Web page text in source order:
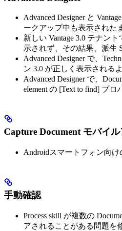
Advanced Designer と
ークアップ中も表示された
新しい Vantage 3.0 テナン
示されず、その結果、派生
Advanced Designer で、
ン 3.0 が正しく表示される
Advanced Designer で、
element の [Text to find] プ
Capture Document モバイル
Androidスマートフォン向け
手動確認
Process skill が複数の
アされることがある問題を